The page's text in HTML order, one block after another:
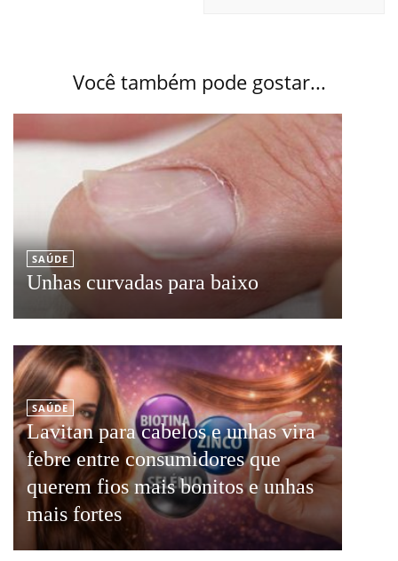
Você também pode gostar...
SAÚDE
Unhas curvadas para baixo
SAÚDE
Lavitan para cabelos e unhas vira
febre entre consumidores que
querem fios mais bonitos e unhas
mais fortes